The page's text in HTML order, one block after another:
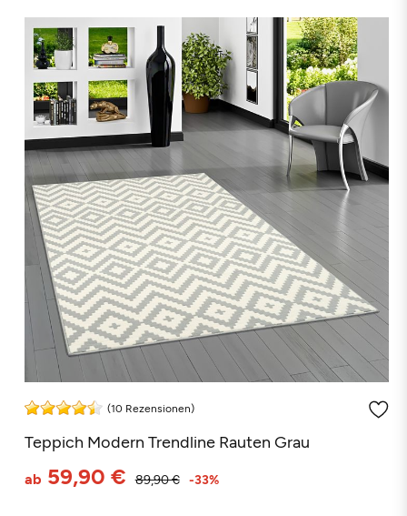
(10 Rezensionen)
Teppich Modern Trendline Rauten Grau
89,90 €
ab 59,90 € -33%